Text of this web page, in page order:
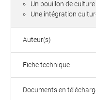
Un bouillon de
Une intégration
Auteur(s)
Fiche technique
Documents en